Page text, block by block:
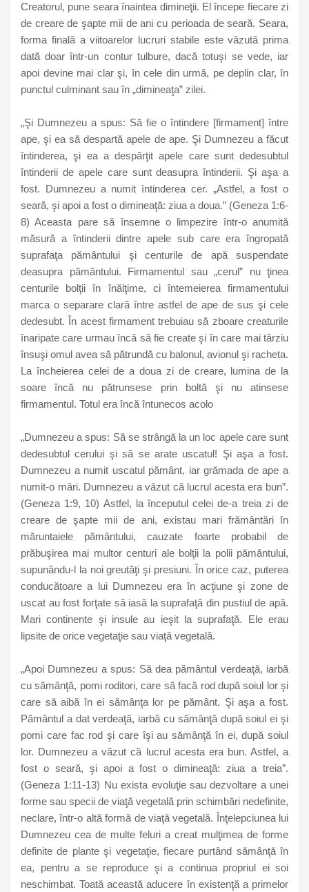
Creatorul, pune seara înaintea dimineţii. El începe fiecare zi
de creare de şapte mii de ani cu perioada de seară. Seara,
forma finală a viitoarelor lucruri stabile este văzută prima
dată doar într-un contur tulbure, dacă totuşi se vede, iar
apoi devine mai clar şi, în cele din urmă, pe deplin clar, în
punctul culminant sau în „dimineaţa” zilei.
„Şi Dumnezeu a spus: Să fie o întindere [firmament] între
ape, şi ea să despartă apele de ape. Şi Dumnezeu a făcut
întinderea, şi ea a despărţit apele care sunt dedesubtul
întinderii de apele care sunt deasupra întinderii. Şi aşa a
fost. Dumnezeu a numit întinderea cer. „Astfel, a fost o
seară, şi apoi a fost o dimineaţă: ziua a doua.” (Geneza 1:6-
8) Aceasta pare să însemne o limpezire într-o anumită
măsură a întinderii dintre apele sub care era îngropată
suprafaţa pământului şi centurile de apă suspendate
deasupra pământului. Firmamentul sau „cerul” nu ţinea
centurile bolţii în înălţime, ci întemeierea firmamentului
marca o separare clară între astfel de ape de sus şi cele
dedesubt. În acest firmament trebuiau să zboare creaturile
înaripate care urmau încă să fie create şi în care mai târziu
însuşi omul avea să pătrundă cu balonul, avionul şi racheta.
La încheierea celei de a doua zi de creare, lumina de la
soare încă nu pătrunsese prin boltă şi nu atinsese
firmamentul. Totul era încă întunecos acolo
„Dumnezeu a spus: Să se strângă la un loc apele care sunt
dedesubtul cerului şi să se arate uscatul! Şi aşa a fost.
Dumnezeu a numit uscatul pământ, iar grămada de ape a
numit-o mări. Dumnezeu a văzut că lucrul acesta era bun”.
(Geneza 1:9, 10) Astfel, la începutul celei de-a treia zi de
creare de şapte mii de ani, existau mari frământări în
măruntaiele pământului, cauzate foarte probabil de
prăbuşirea mai multor centuri ale bolţii la polii pământului,
supunându-l la noi greutăţi şi presiuni. În orice caz, puterea
conducătoare a lui Dumnezeu era în acţiune şi zone de
uscat au fost forţate să iasă la suprafaţă din pustiul de apă.
Mari continente şi insule au ieşit la suprafaţă. Ele erau
lipsite de orice vegetaţie sau viaţă vegetală.
„Apoi Dumnezeu a spus: Să dea pământul verdeaţă, iarbă
cu sămânţă, pomi roditori, care să facă rod după soiul lor şi
care să aibă în ei sămânţa lor pe pământ. Şi aşa a fost.
Pământul a dat verdeaţă, iarbă cu sămânţă după soiul ei şi
pomi care fac rod şi care îşi au sămânţă în ei, după soiul
lor. Dumnezeu a văzut că lucrul acesta era bun. Astfel, a
fost o seară, şi apoi a fost o dimineaţă: ziua a treia”.
(Geneza 1:11-13) Nu exista evoluţie sau dezvoltare a unei
forme sau specii de viaţă vegetală prin schimbări nedefinite,
neclare, într-o altă formă de viaţă vegetală. Înţelepciunea lui
Dumnezeu cea de multe feluri a creat mulţimea de forme
definite de plante şi vegetaţie, fiecare purtând sămânţă în
ea, pentru a se reproduce şi a continua propriul ei soi
neschimbat. Toată această aducere în existenţă a primelor